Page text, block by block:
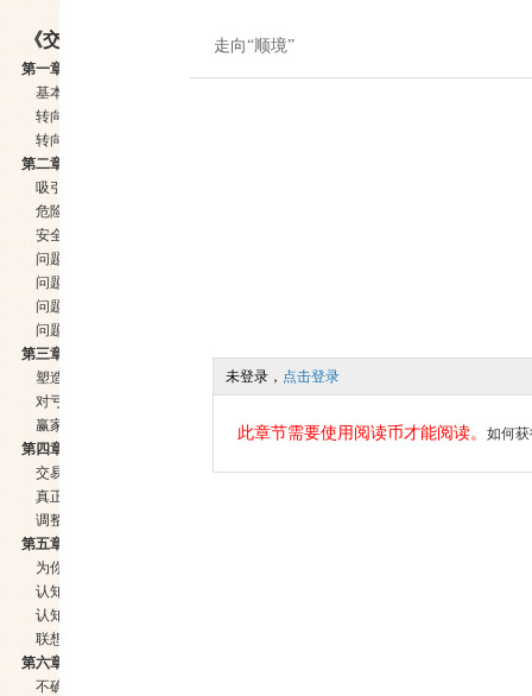
《交易心理分析》
第一章 成功之道：基本分析、技术分析或者心理分析
基本分析
转向技术分析
转向心理分析
第二章 交易的诱惑与风险
吸引力
危险
安全措施
问题：不愿意制定规则
问题：不能负责
问题：沉迷于随机的报酬
问题：外在控制与内在控制
第三章 负责
塑造你的心理
对亏损的反应
赢家、输家、旺家和衰家
第四章 持续一贯是一种心态
交易信念
真正了解风险
调整你的心理
第五章 认知的动力
为你的心智软件除虫
认知与学习
认知与风险
联想的力量
第六章 市场观点
不确定原则
走向“顺境”
未登录， 点击登录
此章节需要使用阅读币才能阅读。 如何